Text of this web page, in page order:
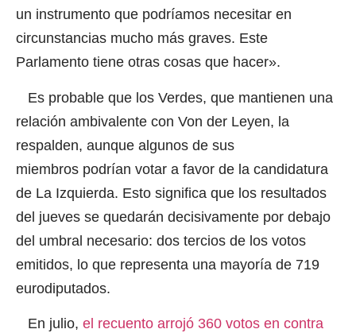
un instrumento que podríamos necesitar en
circunstancias mucho más graves. Este
Parlamento tiene otras cosas que hacer».
Es probable que los Verdes, que mantienen una
relación ambivalente con Von der Leyen, la
respalden, aunque algunos de sus
miembros podrían votar a favor de la candidatura
de La Izquierda. Esto significa que los resultados
del jueves se quedarán decisivamente por debajo
del umbral necesario: dos tercios de los votos
emitidos, lo que representa una mayoría de 719
eurodiputados.
En julio, el recuento arrojó 360 votos en contra